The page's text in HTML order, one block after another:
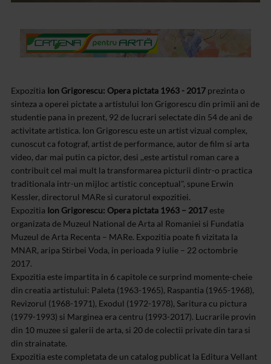
Expozitia Ion Grigorescu: Opera pictata 1963 - 2017 prezinta o
sinteza a operei pictate a artistului Ion Grigorescu din primii ani de
studentie pana in prezent, 92 de lucrari selectate din 54 de ani de
activitate artistica. Ion Grigorescu este un artist vizual complex,
cunoscut ca fotograf, artist de performance, autor de film si arta
video, dar mai putin ca pictor, desi ,,este artistul roman care a
contribuit cel mai mult la transformarea picturii dintr-o practica
traditionala intr-un mijloc artistic conceptual", spune Erwin
Kessler, directorul MARe si curatorul expozitiei.
Expozitia Ion Grigorescu: Opera pictata 1963 – 2017este
organizata de Muzeul National de Arta al Romaniei si Fundatia
Muzeul de Arta Recenta – MARe. Expozitia poate fi vizitata la
MNAR, aripa Stirbei Voda, in perioada 9 iulie – 22 octombrie
2017.
Expozitia este impartita in 6 capitole ce surprind momente-cheie
din creatia artistului: Paleta (1963-1965), Raspantia (1965-1968),
Revizorul (1968-1971), Exodul (1972-1978), Saritura cu pictura
(1979-1993) si Marginea era centru (1993-2017). Lucrarile provin
din 10 muzee si galerii de arta, si 20 de colectii private din tara si
din strainatate.
Expozitia este completata de un catalog publicat la Editura Vellant